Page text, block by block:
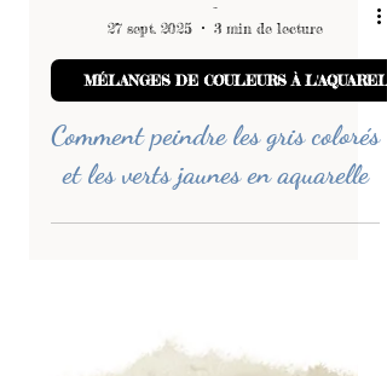
27 sept. 2025
3 min de lecture